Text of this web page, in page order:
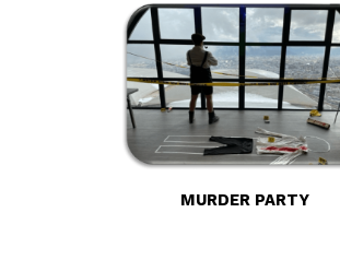
MURDER PARTY